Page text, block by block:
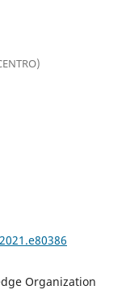
Organization